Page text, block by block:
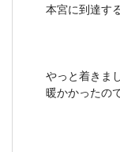
本宮に到達す
やっと着きま
暖かかったの